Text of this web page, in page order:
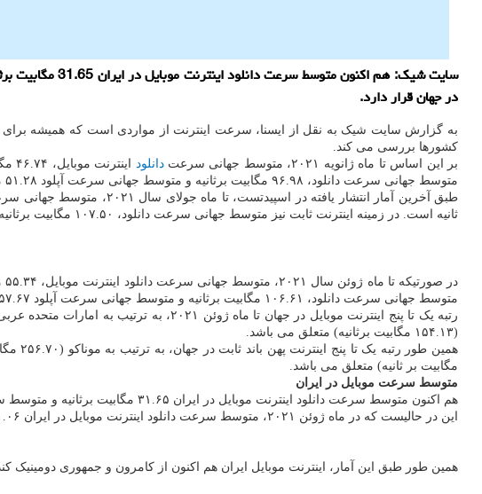
در جهان قرار دارد.
به گزارش سایت شیک به نقل از ایسنا، سرعت اینترنت از مواردی است که همیشه برای
کشورها بررسی می کند.
بر این اساس تا ماه ژانویه ۲۰۲۱، متوسط جهانی سرعت
دانلود
متوسط جهانی سرعت دانلود، ۹۶.۹۸ مگابیت برثانیه و متوسط جهانی سرعت آپلود ۵۱.۲۸ مگابیت برثانیه و تاخیر، ۲۰ میلی ثانیه بود.
ثانیه است. در زمینه اینترنت ثابت نیز متوسط جهانی سرعت دانلود، ۱۰۷.۵۰ مگابیت برثانیه و متوسط جهانی سرعت آپلود ۵۸.۲۷ مگابیت برثانیه و تاخیر ۲۰ میلی ثانیه است.
متوسط جهانی سرعت دانلود، ۱۰۶.۶۱ مگابیت برثانیه و متوسط جهانی سرعت آپلود ۵۷.۶۷ مگابیت برثانیه و تاخیر۲۰ میلی ثانیه بود.
(۱۵۴.۱۳ مگابیت برثانیه) متعلق می باشد.
مگابیت بر ثانیه) متعلق می باشد.
متوسط سرعت موبایل در ایران
هم اکنون متوسط سرعت دانلود اینترنت موبایل در ایران ۳۱.۶۵ مگابیت برثانیه و متوسط سرعت آپلود اینترنت موبایل، ۱۱.۵۸ مگابیت برثانیه است که رتبه ایران را به ۷۹ از میان ۱۴۰ کشور رسانده است.
این در حالیست که در ماه ژوئن ۲۰۲۱، متوسط سرعت دانلود اینترنت موبایل در ایران ۳۱.۰۶ مگابیت برثانیه و متوسط سرعت آپلود اینترنت موبایل، ۱۱.۶۶ مگابیت برثانیه بود و ایران در جایگاه ۷۸ قرار داشت.
همین طور طبق این آمار، اینترنت موبایل ایران هم اکنون از کامرون و جمهوری دومینیک